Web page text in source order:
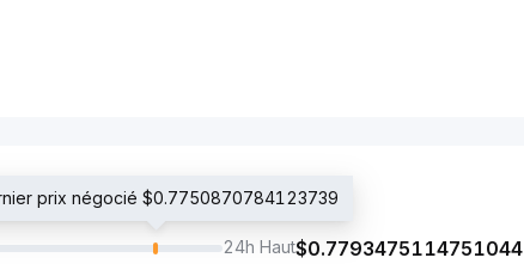
prix négocié $0.7750870784123739
24h Haut$0.7793475114751044